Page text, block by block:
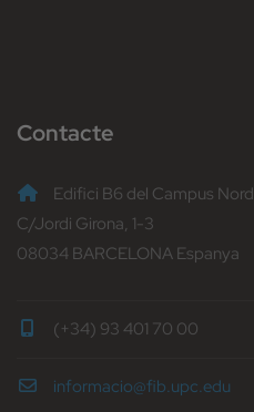
Contacte
Edifici B6 del Campus Nord
C/Jordi Girona, 1-3
08034 BARCELONA Espanya
(+34) 93 401 70 00
informacio@fib.upc.edu